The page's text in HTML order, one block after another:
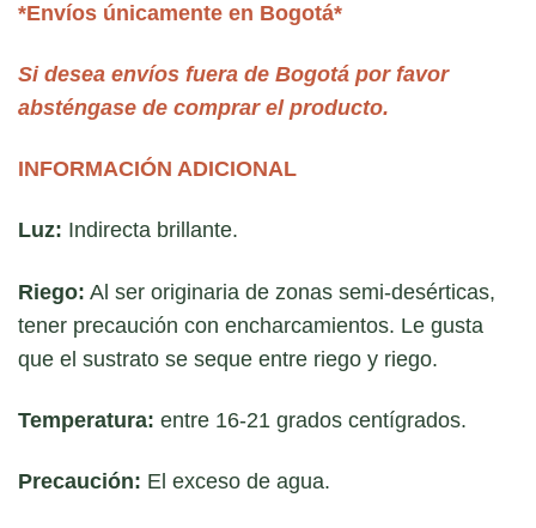
*Envíos únicamente en Bogotá*
Si desea envíos fuera de Bogotá por favor
absténgase de comprar el producto.
INFORMACIÓN ADICIONAL
Luz: Indirecta brillante.
Riego: Al ser originaria de zonas semi-desérticas,
tener precaución con encharcamientos. Le gusta
que el sustrato se seque entre riego y riego.
Temperatura: entre 16-21 grados centígrados.
Precaución: El exceso de agua.